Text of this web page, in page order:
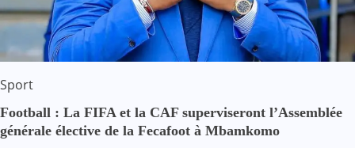
Sport
Football : La FIFA et la CAF superviseront l’Assemblée
générale élective de la Fecafoot à Mbamkomo